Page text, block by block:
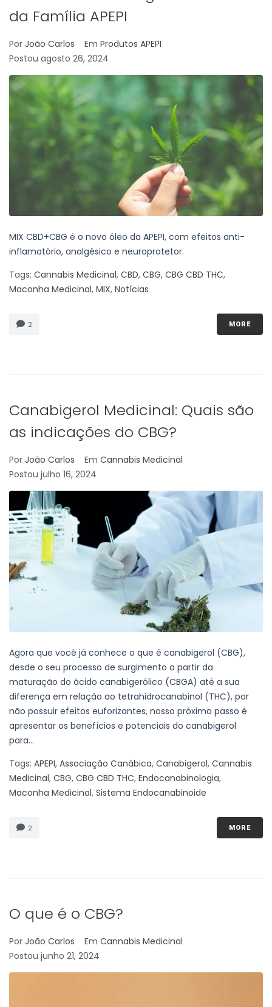
da Família APEPI
Por João Carlos Em Produtos APEPI
Postou agosto 26, 2024
MIX CBD+CBG é o novo óleo da APEPI, com efeitos anti-
inflamatório, analgésico e neuroprotetor.
Tags: Cannabis Medicinal, CBD, CBG, CBG CBD THC,
Maconha Medicinal, MIX, Notícias
2 MORE
Canabigerol Medicinal: Quais são
as indicações do CBG?
Por João Carlos Em Cannabis Medicinal
Postou julho 16, 2024
Agora que você já conhece o que é canabigerol (CBG),
desde o seu processo de surgimento a partir da
maturação do ácido canabigerólico (CBGA) até a sua
diferença em relação ao tetrahidrocanabinol (THC), por
não possuir efeitos euforizantes, nosso próximo passo é
apresentar os benefícios e potenciais do canabigerol
para...
Tags: APEPI, Associação Canábica, Canabigerol, Cannabis
Medicinal, CBG, CBG CBD THC, Endocanabinologia,
Maconha Medicinal, Sistema Endocanabinoide
2 MORE
O que é o CBG?
Por João Carlos Em Cannabis Medicinal
Postou junho 21, 2024